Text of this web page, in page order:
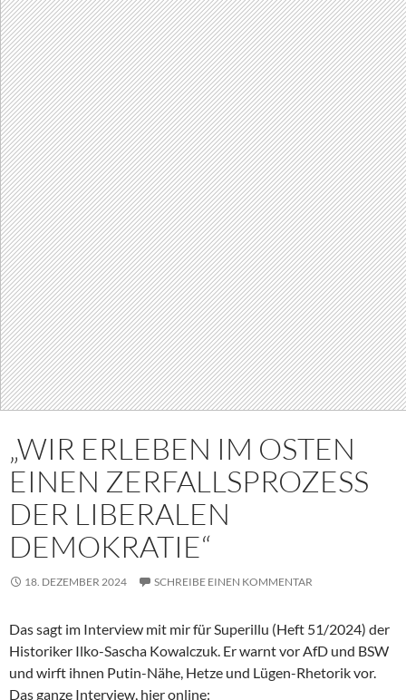
„WIR ERLEBEN IM OSTEN
EINEN ZERFALLSPROZESS
DER LIBERALEN
DEMOKRATIE“
18. DEZEMBER 2024 SCHREIBE EINEN KOMMENTAR
Das sagt im Interview mit mir für Superillu (Heft 51/2024) der
Historiker Ilko-Sascha Kowalczuk. Er warnt vor AfD und BSW
und wirft ihnen Putin-Nähe, Hetze und Lügen-Rhetorik vor.
Das ganze Interview, hier online: